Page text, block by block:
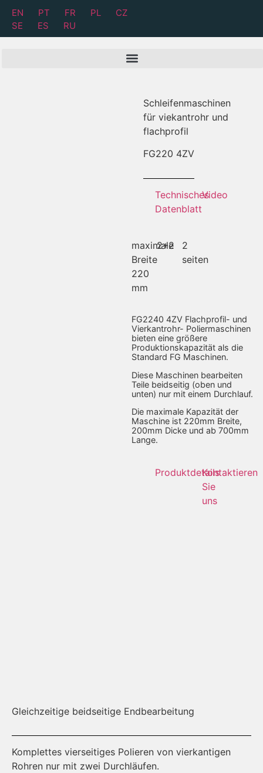
EN PT FR PL
CZ
SE
ES RU
Schleifenmaschinen
für viekantrohr und
flachprofil
FG220 4ZV
Technisches
Datenblatt
Video
maximale
Breite
220
mm
2+2
2
seiten
FG2240 4ZV Flachprofil- und
Vierkantrohr- Poliermaschinen
bieten eine größere
Produktionskapazität als die
Standard FG Maschinen.
Diese Maschinen bearbeiten
Teile beidseitig (oben und
unten) nur mit einem Durchlauf.
Die maximale Kapazität der
Maschine ist 220mm Breite,
200mm Dicke und ab 700mm
Lange.
ProduktdetailsKontaktieren
Sie
uns
Gleichzeitige beidseitige Endbearbeitung
Komplettes vierseitiges Polieren von vierkantigen
Rohren nur mit zwei Durchläufen.